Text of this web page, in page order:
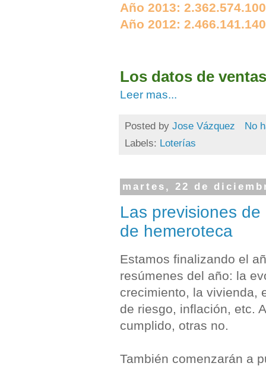
Año 2013:
Año 2012:
Los datos de
Leer mas...
Posted by Jose Vázquez
No
Labels: Loterías
martes, 22 de
Las previsiones
de hemeroteca
Estamos finalizando el
resúmenes del año: la
crecimiento, la vivienda,
de riesgo, inflación, etc.
cumplido, otras no.
También comenzarán a